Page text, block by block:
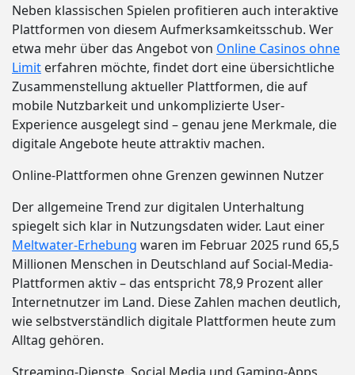
Neben klassischen Spielen profitieren auch interaktive
Plattformen von diesem Aufmerksamkeitsschub. Wer
etwa mehr über das Angebot von Online Casinos ohne
Limit erfahren möchte, findet dort eine übersichtliche
Zusammenstellung aktueller Plattformen, die auf
mobile Nutzbarkeit und unkomplizierte User-
Experience ausgelegt sind – genau jene Merkmale, die
digitale Angebote heute attraktiv machen.
Online-Plattformen ohne Grenzen gewinnen Nutzer
Der allgemeine Trend zur digitalen Unterhaltung
spiegelt sich klar in Nutzungsdaten wider. Laut einer
Meltwater-Erhebung waren im Februar 2025 rund 65,5
Millionen Menschen in Deutschland auf Social-Media-
Plattformen aktiv – das entspricht 78,9 Prozent aller
Internetnutzer im Land. Diese Zahlen machen deutlich,
wie selbstverständlich digitale Plattformen heute zum
Alltag gehören.